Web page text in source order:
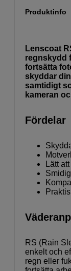
Produktinfo
Lenscoat
regnskydd
fortsätta
skyddar
samtidigt
kameran
Fördelar
Lätt
RS (Rain
enkelt och
regn eller